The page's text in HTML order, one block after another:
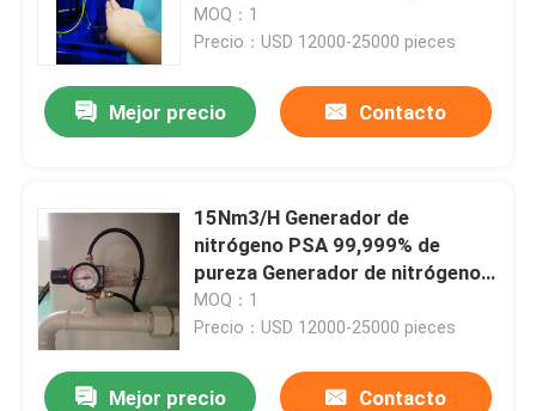
química
MOQ：1
Precio：USD 12000-25000 pieces
Mejor precio Contacto
15Nm3/H Generador de
nitrógeno PSA 99,999% de
pureza Generador de nitrógeno
de oxígeno criogénico líquido
MOQ：1
Precio：USD 12000-25000 pieces
Mejor precio Contacto